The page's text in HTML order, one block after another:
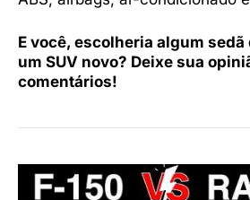
E você, escolheria algum
um SUV novo? Deixe sua
comentários!